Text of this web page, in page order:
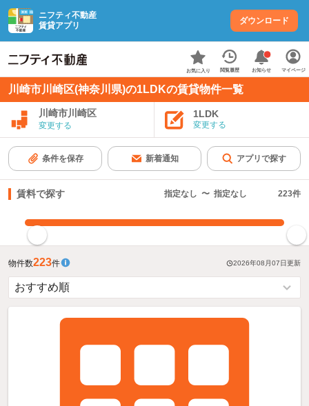
ニフティ不動産
賃貸アプリ
ダウンロード
お気に入り 閲覧履歴 お知らせ マイページ
川崎市川崎区(神奈川県)の1LDKの賃貸物件一覧
川崎市川崎区
変更する
1LDK
変更する
条件を保存 新着通知 アプリで探す
賃料で探す 指定なし 〜 指定なし 223件
物件数223件 2026年08月07日更新